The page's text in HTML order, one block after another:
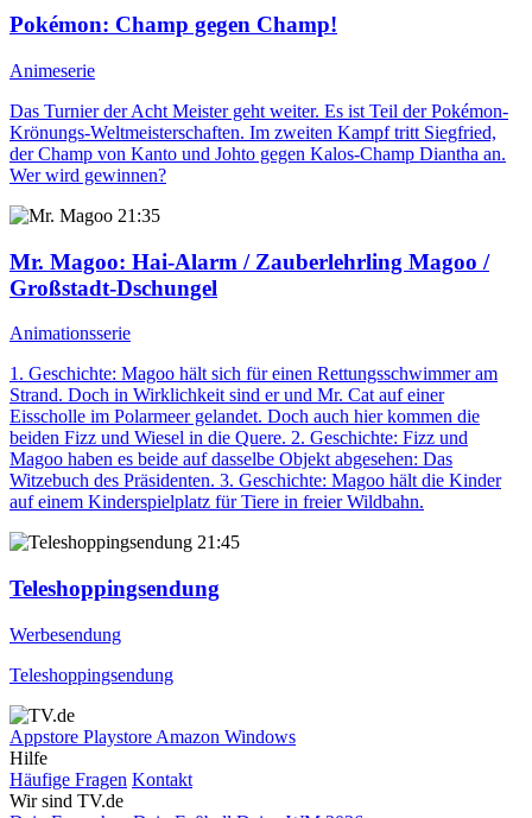
Pokémon: Champ gegen Champ!
Animeserie
Das Turnier der Acht Meister geht weiter. Es ist Teil der Pokémon-
Krönungs-Weltmeisterschaften. Im zweiten Kampf tritt Siegfried,
der Champ von Kanto und Johto gegen Kalos-Champ Diantha an.
Wer wird gewinnen?
21:35
Mr. Magoo: Hai-Alarm / Zauberlehrling Magoo /
Großstadt-Dschungel
Animationsserie
1. Geschichte: Magoo hält sich für einen Rettungsschwimmer am
Strand. Doch in Wirklichkeit sind er und Mr. Cat auf einer
Eisscholle im Polarmeer gelandet. Doch auch hier kommen die
beiden Fizz und Wiesel in die Quere. 2. Geschichte: Fizz und
Magoo haben es beide auf dasselbe Objekt abgesehen: Das
Witzebuch des Präsidenten. 3. Geschichte: Magoo hält die Kinder
auf einem Kinderspielplatz für Tiere in freier Wildbahn.
21:45
Teleshoppingsendung
Werbesendung
Teleshoppingsendung
Appstore Playstore Amazon Windows
Hilfe
Häufige Fragen Kontakt
Wir sind TV.de